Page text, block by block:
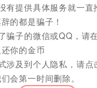
有提供具体服务就一直
的都是骗子！
骗子的微信或QQ，请
你的金币
涉及到个人隐私，请点
会第一时间删除。